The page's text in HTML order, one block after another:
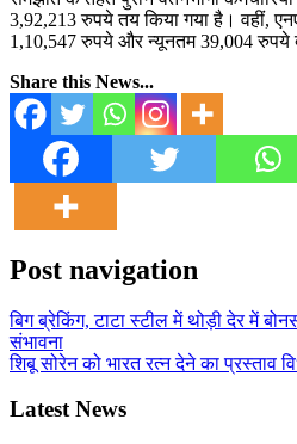
3,92,213 रुपये तय किया गया है। वहीं,
1,10,547 रुपये और न्यूनतम 39,004 रुपये
Share this News...
Post navigation
बिग ब्रेकिंग, टाटा स्टील में थोड़ी देर में
संभावना
शिबू सोरेन को भारत रत्न देने का प्रस्ताव
Latest News